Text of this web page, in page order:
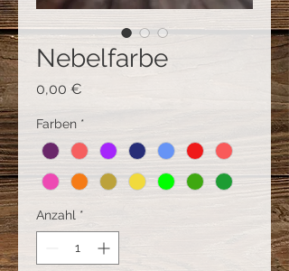
Nebelfarbe
0,00 €
Farben *
Anzahl *